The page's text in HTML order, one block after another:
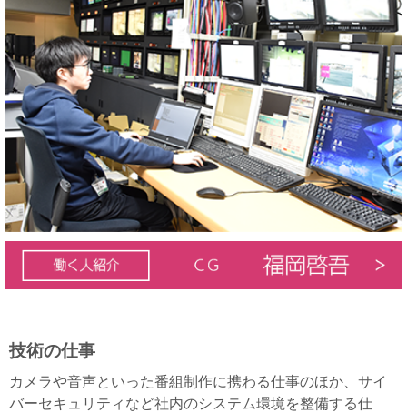
技術の仕事
カメラや音声といった番組制作に携わる仕事のほか、サイ
バーセキュリティなど社内のシステム環境を整備する仕